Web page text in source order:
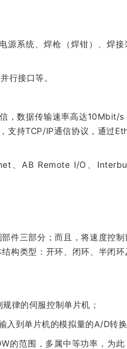
系统、焊枪（焊钳）、焊接
行接口等。
，数据传输速率高达10Mbit/s
支持TCP/IP通信协议，通过
、AB Remote I/O、
件三部分；而且，将速度控制
构类型：开环、闭环、半闭环
律的伺服控制单片机；
到单片机的模拟量的A/D转
范围，多属中等功率，为此